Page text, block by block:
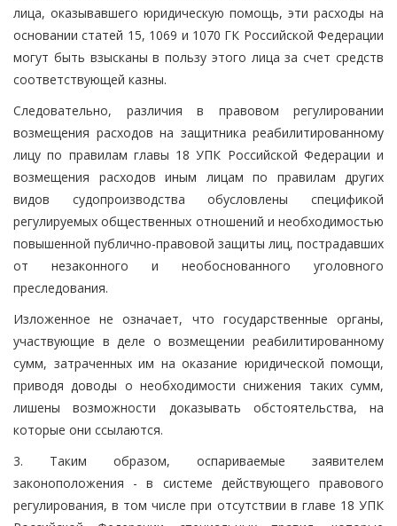
лица, оказывавшего юридическую помощь, эти расходы на
основании статей 15, 1069 и 1070 ГК Российской Федерации
могут быть взысканы в пользу этого лица за счет средств
соответствующей казны.
Следовательно, различия в правовом регулировании
возмещения расходов на защитника реабилитированному
лицу по правилам главы 18 УПК Российской Федерации и
возмещения расходов иным лицам по правилам других
видов судопроизводства обусловлены спецификой
регулируемых общественных отношений и необходимостью
повышенной публично-правовой защиты лиц, пострадавших
от незаконного и необоснованного уголовного
преследования.
Изложенное не означает, что государственные органы,
участвующие в деле о возмещении реабилитированному
сумм, затраченных им на оказание юридической помощи,
приводя доводы о необходимости снижения таких сумм,
лишены возможности доказывать обстоятельства, на
которые они ссылаются.
3. Таким образом, оспариваемые заявителем
законоположения - в системе действующего правового
регулирования, в том числе при отсутствии в главе 18 УПК